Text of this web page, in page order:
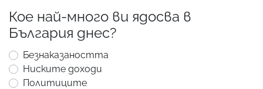
Кое най-много ви ядосва в
България днес?
Безнаказаността
Ниските доходи
Политиците